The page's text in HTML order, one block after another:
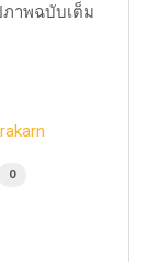
ภาพฉบับเต็ม
0